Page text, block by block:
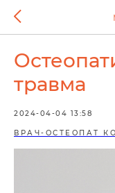
травма
2024-04-04 13:58
ВРАЧ-ОСТЕОПАТ